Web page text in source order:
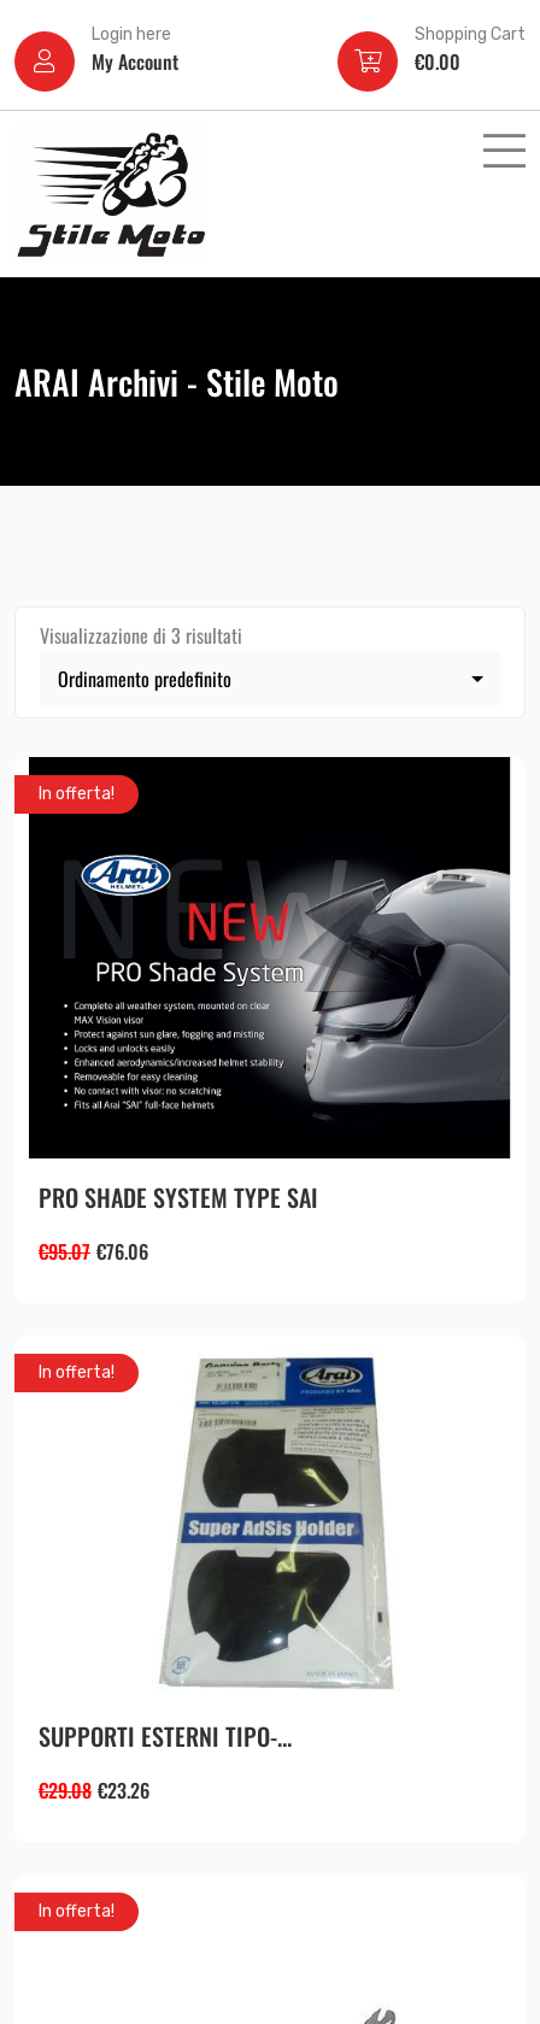
Login here
My Account
Shopping Cart
€0.00
ARAI Archivi - Stile Moto
Visualizzazione di 3 risultati
In offerta!
PRO SHADE SYSTEM TYPE SAI
€95.07 €76.06
In offerta!
SUPPORTI ESTERNI TIPO-...
€29.08 €23.26
In offerta!